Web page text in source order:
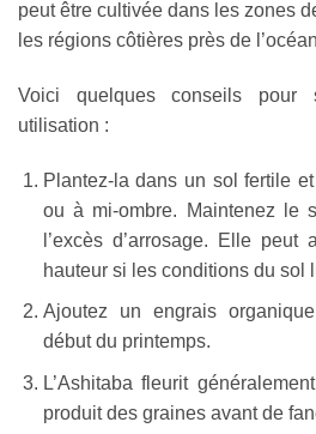
peut être cultivée dans les zones
les régions côtières près de
Voici quelques conseils pour
utilisation :
Plantez-la dans un sol fertile
ou à mi-ombre. Maintenez le
l’excès d’arrosage. Elle
hauteur si les conditions du sol
Ajoutez un engrais
début du printemps.
L’Ashitaba fleurit
produit des graines avant de